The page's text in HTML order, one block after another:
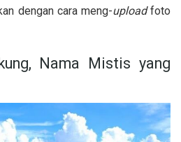
dengan cara meng-uploadfoto
Nama Mistis yang